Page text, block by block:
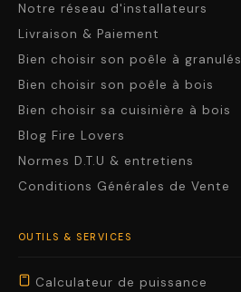
Notre réseau d'installateurs
Livraison & Paiement
Bien choisir son poêle à granulés
Bien choisir son poêle à bois
Bien choisir sa cuisinière à bois
Blog Fire Lovers
Normes D.T.U & entretiens
Conditions Générales de Vente
OUTILS & SERVICES
Calculateur de puissance